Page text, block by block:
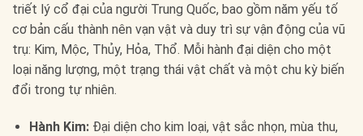
triết lý cổ đại của người Trung Quốc, bao gồm năm yếu tố
cơ bản cấu thành nên vạn vật và duy trì sự vận động của vũ
trụ: Kim, Mộc, Thủy, Hỏa, Thổ. Mỗi hành đại diện cho một
loại năng lượng, một trạng thái vật chất và một chu kỳ biến
đổi trong tự nhiên.
Hành Kim:Đại diện cho kim loại, vật sắc nhọn, mùa thu,